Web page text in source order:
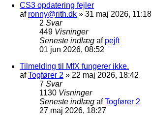
CS3 opdatering fejler
af ronny@rith.dk » 31 maj 2026, 11:18
2 Svar
449 Visninger
Seneste indlæg af pejft
01 jun 2026, 08:52
Tilmelding til MfX fungerer ikke.
afTogfører 2 » 22 maj 2026, 18:42
7 Svar
1130 Visninger
Seneste indlæg afTogfører 2
27 maj 2026, 18:27